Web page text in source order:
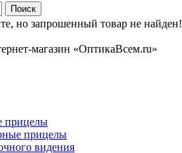
но запрошенный товар не найден!
магазин «ОптикаВсем.ru»
прицелы
прицелы
видения